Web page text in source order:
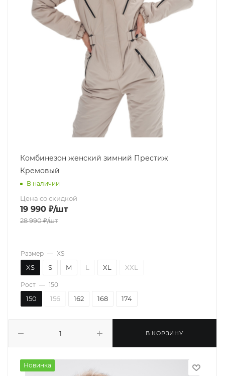
Комбинезон женский зимний Престиж
Кремовый
В наличии
Цена со скидкой
19 990 ₽/шт
28 990₽/шт
В КОРЗИНУ
Размер — XS
XS S M L XL XXL
Рост — 150
150 156 162 168 174
Новинка